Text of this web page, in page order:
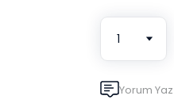
Yorum Yaz